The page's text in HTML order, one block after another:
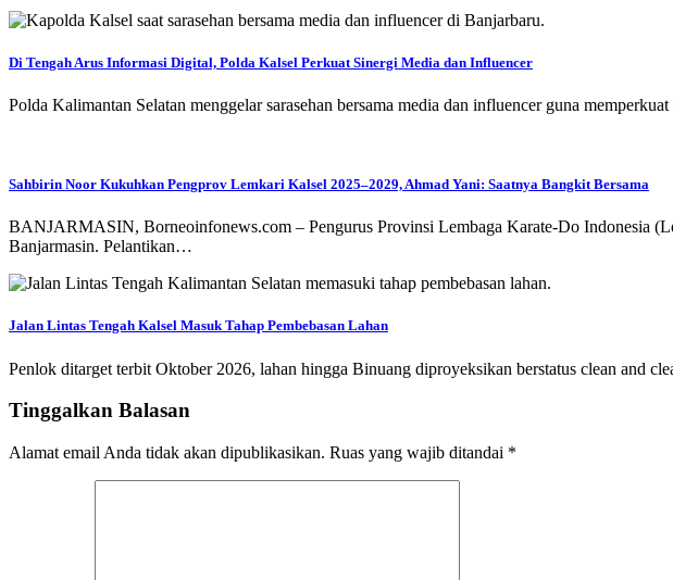
Di Tengah Arus Informasi Digital, Polda Kalsel Perkuat Sinergi Media dan Influencer
Polda Kalimantan Selatan menggelar sarasehan bersama media dan influencer guna
Sahbirin Noor Kukuhkan Pengprov Lemkari Kalsel 2025–2029, Ahmad Yani: Saatnya Bangkit Bersama
BANJARMASIN, Borneoinfonews.com – Pengurus Provinsi Lembaga Karate-Do Indonesia
Banjarmasin. Pelantikan…
Jalan Lintas Tengah Kalsel Masuk Tahap Pembebasan Lahan
Penlok ditarget terbit Oktober 2026, lahan hingga Binuang diproyeksikan berstatus clean
Tinggalkan Balasan
Alamat email Anda tidak akan dipublikasikan. Ruas yang wajib ditandai *